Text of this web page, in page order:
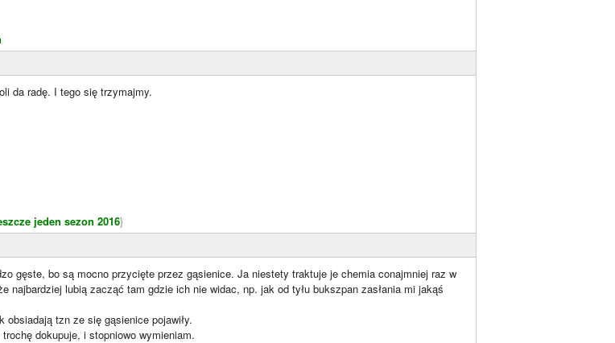
da radę. I tego się trzymajmy.
jeden sezon 2016}
gęste, bo są mocno przycięte przez gąsienice. Ja niestety traktuje je chemia conajmniej raz w
najbardziej lubią zacząć tam gdzie ich nie widac, np. jak od tyłu bukszpan zasłania mi jakąś
obsiadają tzn ze się gąsienice pojawiły.
dokupuje, i stopniowo wymieniam.